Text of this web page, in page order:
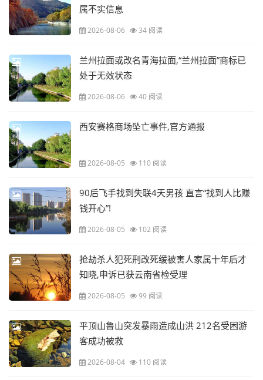
属不实信息
2026-08-06 34 阅读
兰州拉面或改名青海拉面,“兰州拉面”商标已
处于无效状态
2026-08-06 40 阅读
西安赛格商场坠亡事件,官方通报
2026-08-05 110 阅读
90后飞手找到失联4天男孩 直言“找到人比赚
钱开心”!
2026-08-05 102 阅读
抢劫杀人犯死刑改死缓被害人家属十年后才
知晓,申诉已获云南省检受理
2026-08-05 99 阅读
平顶山鲁山突发暴雨造成山洪 212名受困游
客成功被救
2026-08-04 110 阅读